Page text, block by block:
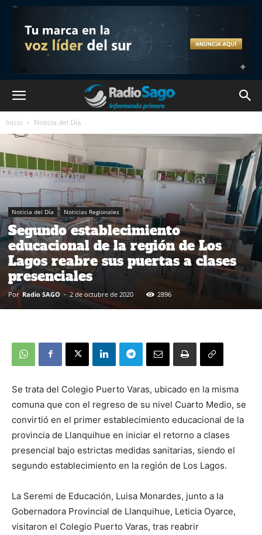
Inicio Noticia del Día
Noticia del Día Noticias Regionales
Segundo establecimiento
educacional de la región de Los
Lagos reabre sus puertas a clases
presenciales
Por Radio SAGO - 2 de octubre de 2020 2896
Se trata del Colegio Puerto Varas, ubicado en la misma
comuna que con el regreso de su nivel Cuarto Medio, se
convirtió en el primer establecimiento educacional de la
provincia de Llanquihue en iniciar el retorno a clases
presencial bajo estrictas medidas sanitarias, siendo el
segundo establecimiento en la región de Los Lagos.
La Seremi de Educación, Luisa Monardes, junto a la
Gobernadora Provincial de Llanquihue, Leticia Oyarce,
visitaron el Colegio Puerto Varas, tras reabrir